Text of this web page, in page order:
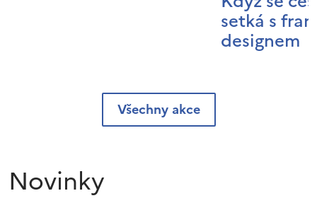
setká s
designem
Všechny akce
Novinky